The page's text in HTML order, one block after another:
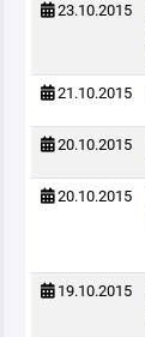
23.10.2015
21.10.2015
20.10.2015
20.10.2015
19.10.2015